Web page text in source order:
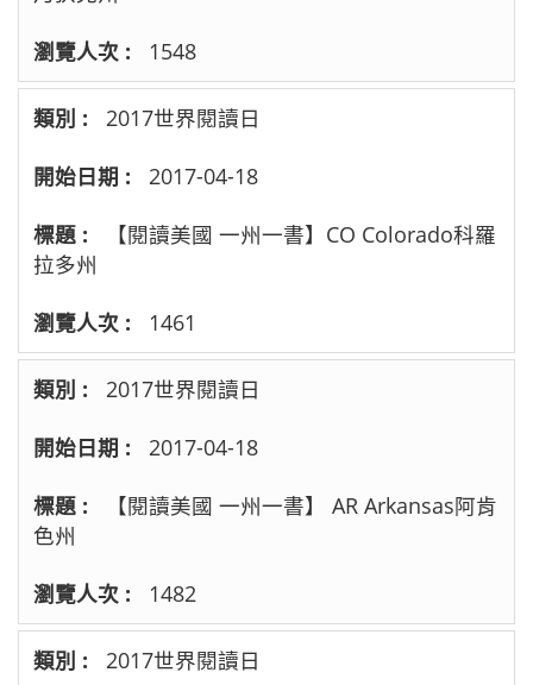
1548
2017世界閱讀日
2017-04-18
【閱讀美國 一州一書】CO Colorado科羅
拉多州
1461
2017世界閱讀日
2017-04-18
【閱讀美國 一州一書】 AR Arkansas阿肯
色州
1482
2017世界閱讀日